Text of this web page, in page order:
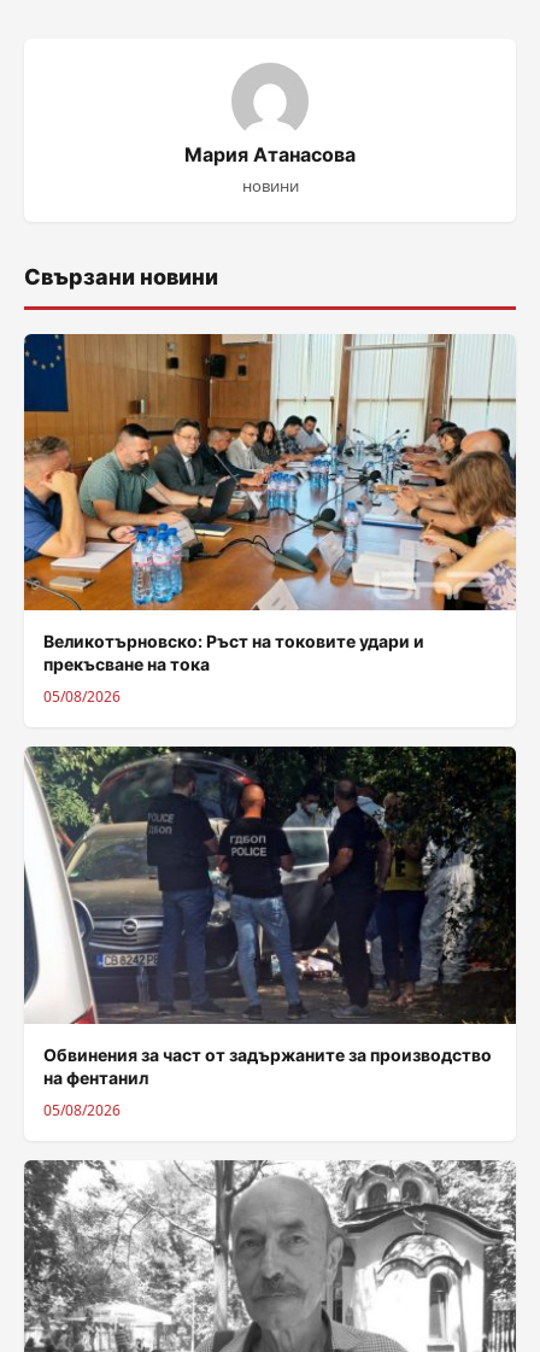
Мария Атанасова
новини
Свързани новини
Великотърновско: Ръст на токовите удари и
прекъсване на тока
05/08/2026
Обвинения за част от задържаните за производство
на фентанил
05/08/2026